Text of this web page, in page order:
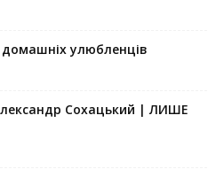
улюбленців
Сохацький | ЛИШЕ